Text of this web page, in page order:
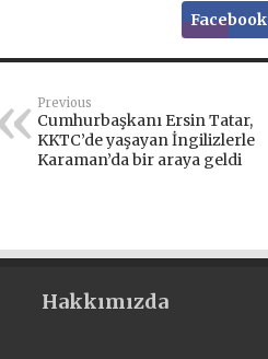
Facebook
Previous
Cumhurbaşkanı Ersin Tatar,
KKTC’de yaşayan İngilizlerle
Karaman’da bir araya geldi
Hakkımızda